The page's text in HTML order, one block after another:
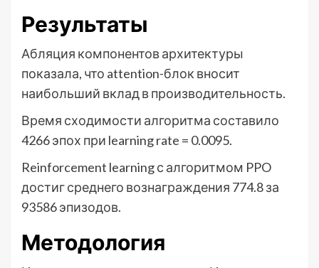
Результаты
Абляция компонентов архитектуры
показала, что attention-блок вносит
наибольший вклад в производительность.
Время сходимости алгоритма составило
4266 эпох при learning rate = 0.0095.
Reinforcement learning с алгоритмом PPO
достиг среднего вознаграждения 774.8 за
93586 эпизодов.
Методология